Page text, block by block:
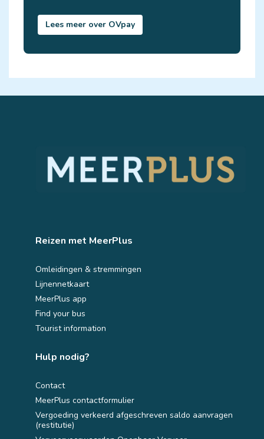
Lees meer over OVpay
Reizen met MeerPlus
Omleidingen & stremmingen
Lijnennetkaart
MeerPlus app
Find your bus
Tourist information
Hulp nodig?
Contact
MeerPlus contactformulier
Vergoeding verkeerd afgeschreven saldo aanvragen
(restitutie)